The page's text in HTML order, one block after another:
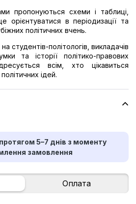
пропонуються схеми і таблиці,
в періодизації та
політичних вчень.
студентів-політологів, викладачів
та історії політико-правових
всім, хто цікавиться
ідей.
5–7 днів з моменту
замовлення
Оплата